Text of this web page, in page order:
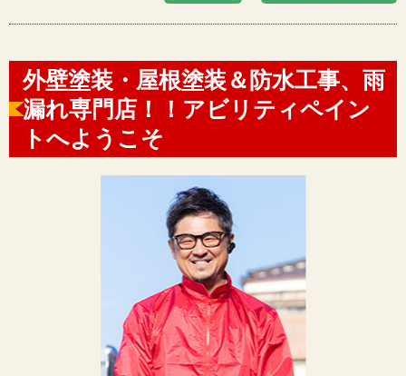
外壁塗装・屋根塗装＆防水工事、雨
漏れ専門店！！アビリティペイン
トへようこそ